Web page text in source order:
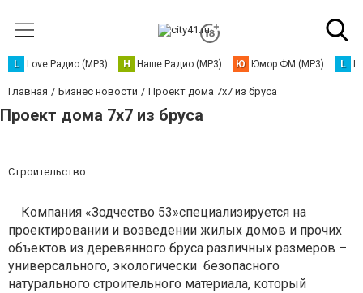
L Love Радио (MP3) Н Наше Радио (MP3) Ю Юмор ФМ (MP3) L
Главная Бизнес новости Проект дома 7х7 из бруса
Проект дома 7х7 из бруса
Строительство
Компания «Зодчество 53»специализируется на
проектировании и возведении жилых домов и прочих
объектов из деревянного бруса различных размеров –
универсального, экологически безопасного
натурального строительного материала, который